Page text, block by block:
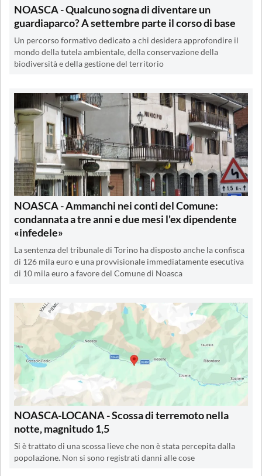
NOASCA - Qualcuno sogna di diventare un
guardiaparco? A settembre parte il corso di base
Un percorso formativo dedicato a chi desidera approfondire il
mondo della tutela ambientale, della conservazione della
biodiversità e della gestione del territorio
NOASCA - Ammanchi nei conti del Comune:
condannata a tre anni e due mesi l'ex dipendente
«infedele»
La sentenza del tribunale di Torino ha disposto anche la confisca
di 126 mila euro e una provvisionale immediatamente esecutiva
di 10 mila euro a favore del Comune di Noasca
NOASCA-LOCANA - Scossa di terremoto nella
notte, magnitudo 1,5
Si è trattato di una scossa lieve che non è stata percepita dalla
popolazione. Non si sono registrati danni alle cose